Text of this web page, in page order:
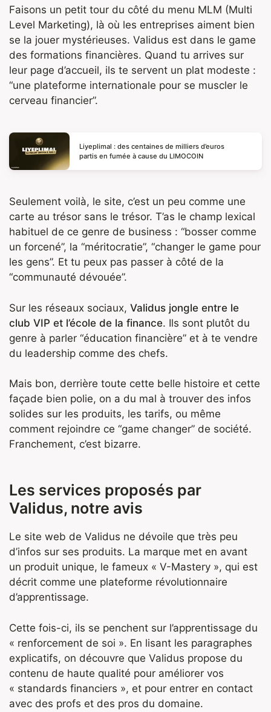
Faisons un petit tour du côté du menu MLM (Multi
Level Marketing), là où les entreprises aiment bien
se la jouer mystérieuses. Validus est dans le game
des formations financières. Quand tu arrives sur
leur page d’accueil, ils te servent un plat modeste :
“une plateforme internationale pour se muscler le
cerveau financier”.
Liyeplimal : des centaines de milliers d’euros
partis en fumée à cause du LIMOCOIN
Seulement voilà, le site, c’est un peu comme une
carte au trésor sans le trésor. T’as le champ lexical
habituel de ce genre de business : “bosser comme
un forcené”, la “méritocratie”, “changer le game pour
les gens”. Et tu peux pas passer à côté de la
“communauté dévouée”.
Sur les réseaux sociaux, Validus jongle entre le
club VIP et l’école de la finance. Ils sont plutôt du
genre à parler “éducation financière” et à te vendre
du leadership comme des chefs.
Mais bon, derrière toute cette belle histoire et cette
façade bien polie, on a du mal à trouver des infos
solides sur les produits, les tarifs, ou même
comment rejoindre ce “game changer” de société.
Franchement, c’est bizarre.
Les services proposés par
Validus, notre avis
Le site web de Validus ne dévoile que très peu
d’infos sur ses produits. La marque met en avant
un produit unique, le fameux « V-Mastery », qui est
décrit comme une plateforme révolutionnaire
d’apprentissage.
Cette fois-ci, ils se penchent sur l’apprentissage du
« renforcement de soi ». En lisant les paragraphes
explicatifs, on découvre que Validus propose du
contenu de haute qualité pour améliorer vos
« standards financiers », et pour entrer en contact
avec des profs et des pros du domaine.